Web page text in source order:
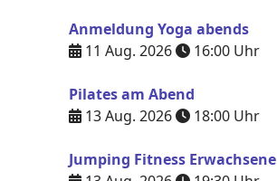
Anmeldung Yoga abends
11 Aug. 2026
16:00 Uhr
Pilates am Abend
13 Aug. 2026
18:00 Uhr
Jumping Fitness Erwachsene